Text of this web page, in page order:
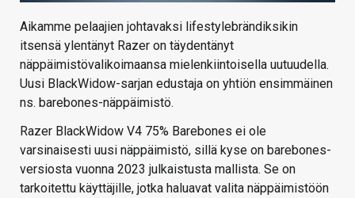
Aikamme pelaajien johtavaksi lifestylebrändiksikin
itsensä ylentänyt Razer on täydentänyt
näppäimistövalikoimaansa mielenkiintoisella uutuudella.
Uusi BlackWidow-sarjan edustaja on yhtiön ensimmäinen
ns. barebones-näppäimistö.
Razer BlackWidow V4 75% Barebones ei ole
varsinaisesti uusi näppäimistö, sillä kyse on barebones-
versiosta vuonna 2023 julkaistusta mallista. Se on
tarkoitettu käyttäjille, jotka haluavat valita näppäimistöön